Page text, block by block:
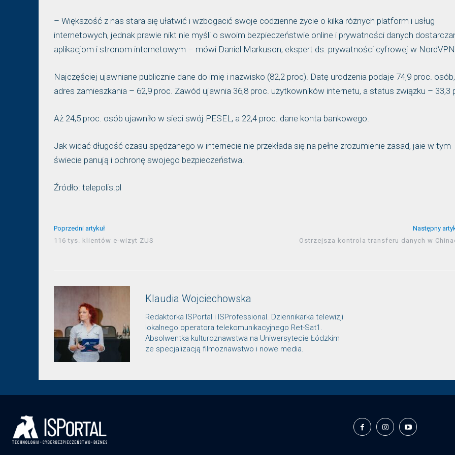
– Większość z nas stara się ułatwić i wzbogacić swoje codzienne życie o kilka różnych platform i usług
internetowych, jednak prawie nikt nie myśli o swoim bezpieczeństwie online i prywatności danych
aplikacjom i stronom internetowym – mówi Daniel Markuson, ekspert ds. prywatności cyfrowej w NordVPN.
Najczęściej ujawniane publicznie dane do imię i nazwisko (82,2 proc). Datę urodzenia podaje 74,9 proc. osób,
adres zamieszkania – 62,9 proc. Zawód ujawnia 36,8 proc. użytkowników internetu, a status związku – 33,3
Aż 24,5 proc. osób ujawniło w sieci swój PESEL, a 22,4 proc. dane konta bankowego.
Jak widać długość czasu spędzanego w internecie nie przekłada się na pełne zrozumienie zasad, jaie w tym
świecie panują i ochronę swojego bezpieczeństwa.
Źródło: telepolis.pl
Poprzedni artykuł
116 tys. klientów e-wizyt ZUS
Następny
Ostrzejsza kontrola transferu danych w
Klaudia Wojciechowska
Redaktorka ISPortal i ISProfessional. Dziennikarka telewizji
lokalnego operatora telekomunikacyjnego Ret-Sat1.
Absolwentka kulturoznawstwa na Uniwersytecie Łódzkim
ze specjalizacją filmoznawstwo i nowe media.